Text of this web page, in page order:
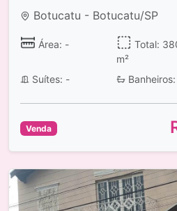
Botucatu - Botucatu/SP
Área: -
Total:
m²
Suítes: - Banheiros:
Venda